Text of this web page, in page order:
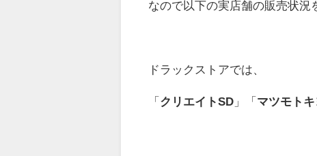
なので以下の実店舗の販売状況
ドラックストアでは、
「 クリエイトSD 」「 マツモト